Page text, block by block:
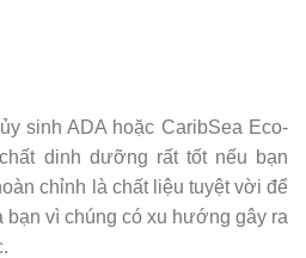
sinh ADA hoặc CaribSea Eco-
dinh dưỡng rất tốt nếu bạn
chỉnh là chất liệu tuyệt vời để
bạn vì chúng có xu hướng gây ra